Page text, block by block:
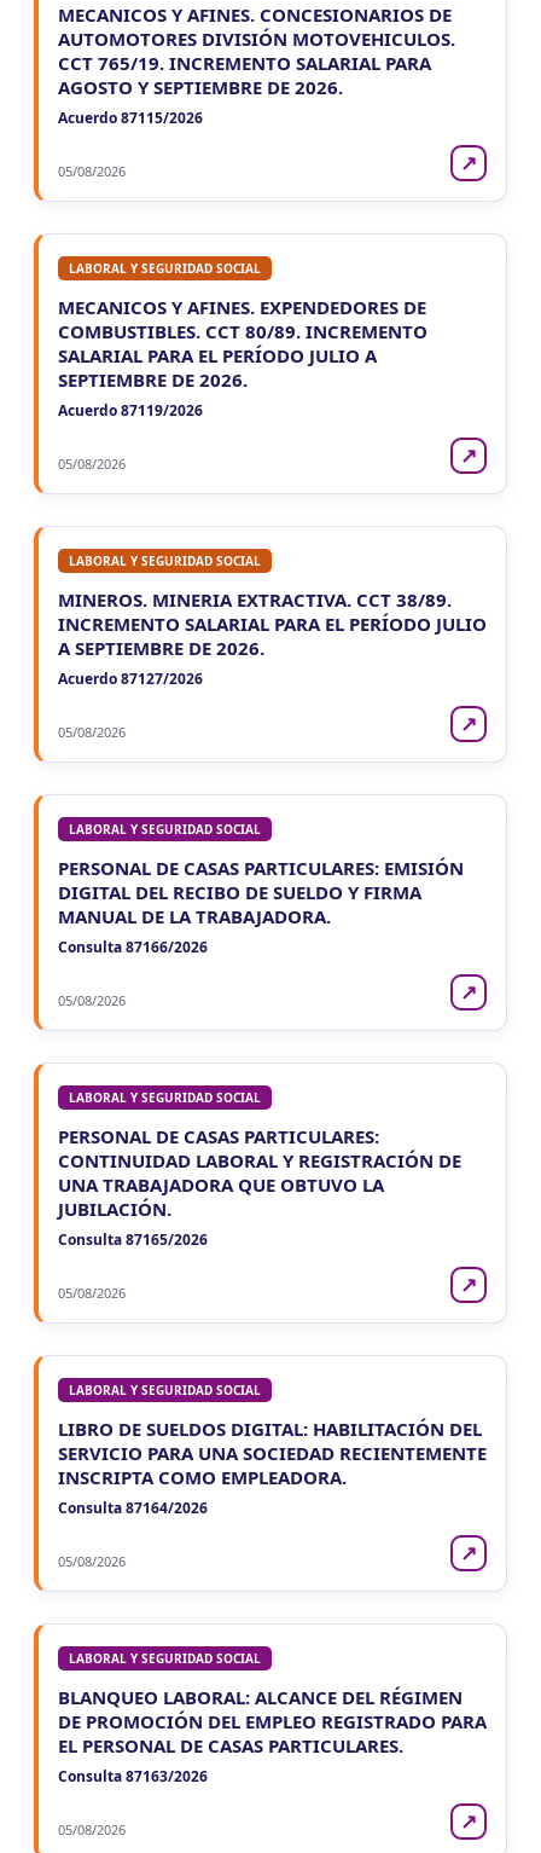
MECANICOS Y AFINES. CONCESIONARIOS DE
AUTOMOTORES DIVISIÓN MOTOVEHICULOS.
CCT 765/19. INCREMENTO SALARIAL PARA
AGOSTO Y SEPTIEMBRE DE 2026.
Acuerdo 87115/2026
05/08/2026 ↗
LABORAL Y SEGURIDAD SOCIAL
MECANICOS Y AFINES. EXPENDEDORES DE
COMBUSTIBLES. CCT 80/89. INCREMENTO
SALARIAL PARA EL PERÍODO JULIO A
SEPTIEMBRE DE 2026.
Acuerdo 87119/2026
05/08/2026 ↗
LABORAL Y SEGURIDAD SOCIAL
MINEROS. MINERIA EXTRACTIVA. CCT 38/89.
INCREMENTO SALARIAL PARA EL PERÍODO JULIO
A SEPTIEMBRE DE 2026.
Acuerdo 87127/2026
05/08/2026 ↗
LABORAL Y SEGURIDAD SOCIAL
PERSONAL DE CASAS PARTICULARES: EMISIÓN
DIGITAL DEL RECIBO DE SUELDO Y FIRMA
MANUAL DE LA TRABAJADORA.
Consulta 87166/2026
05/08/2026 ↗
LABORAL Y SEGURIDAD SOCIAL
PERSONAL DE CASAS PARTICULARES:
CONTINUIDAD LABORAL Y REGISTRACIÓN DE
UNA TRABAJADORA QUE OBTUVO LA
JUBILACIÓN.
Consulta 87165/2026
05/08/2026 ↗
LABORAL Y SEGURIDAD SOCIAL
LIBRO DE SUELDOS DIGITAL: HABILITACIÓN DEL
SERVICIO PARA UNA SOCIEDAD RECIENTEMENTE
INSCRIPTA COMO EMPLEADORA.
Consulta 87164/2026
05/08/2026 ↗
LABORAL Y SEGURIDAD SOCIAL
BLANQUEO LABORAL: ALCANCE DEL RÉGIMEN
DE PROMOCIÓN DEL EMPLEO REGISTRADO PARA
EL PERSONAL DE CASAS PARTICULARES.
Consulta 87163/2026
05/08/2026 ↗